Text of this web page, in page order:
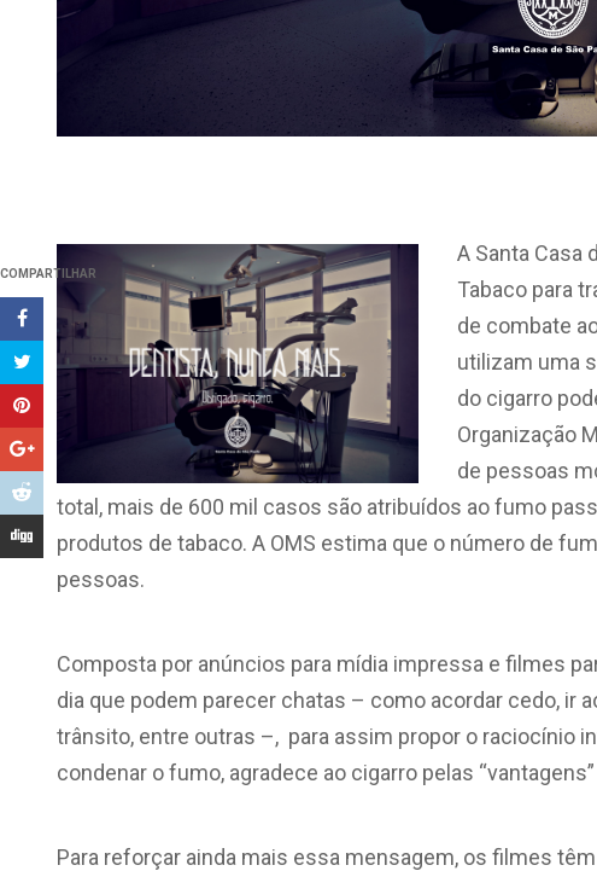
COMPARTILHAR
A Santa Casa
Tabaco para
de combate
utilizam uma
do cigarro
Organização
de pessoas
total, mais de 600 mil casos são atribuídos ao fumo
produtos de tabaco. A OMS estima que o número de
pessoas.
Composta por anúncios para mídia impressa e filmes
dia que podem parecer chatas – como acordar cedo, ir
trânsito, entre outras –, para assim propor o raciocínio
condenar o fumo, agradece ao cigarro pelas
Para reforçar ainda mais essa mensagem, os filmes